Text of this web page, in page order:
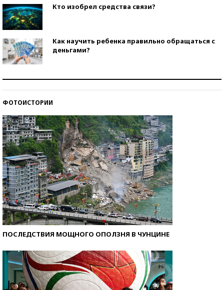
Кто изобрел средства связи?
Как научить ребенка правильно обращаться с
деньгами?
ФОТОИСТОРИИ
ПОСЛЕДСТВИЯ МОЩНОГО ОПОЛЗНЯ В ЧУНЦИНЕ